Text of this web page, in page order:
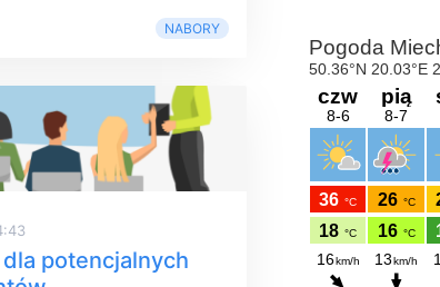
NABORY
potencjalnych